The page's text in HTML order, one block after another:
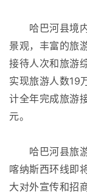
哈巴河县境内
景观，丰富的旅
接待人次和旅游
实现旅游人数19
计全年完成旅游
元。
哈巴河县旅游
喀纳斯西环线即
大对外宣传和招